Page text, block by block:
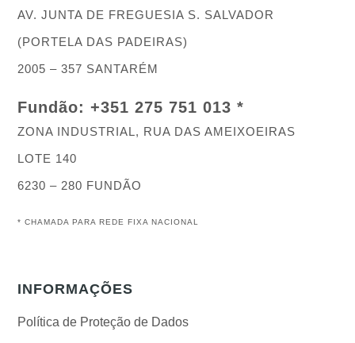
AV. JUNTA DE FREGUESIA S. SALVADOR
(PORTELA DAS PADEIRAS)
2005 – 357 SANTARÉM
Fundão:+351 275 751 013 *
ZONA INDUSTRIAL, RUA DAS AMEIXOEIRAS
LOTE 140
6230 – 280 FUNDÃO
*CHAMADA PARA REDE FIXA NACIONAL
INFORMAÇÕES
Política de Proteção de Dados